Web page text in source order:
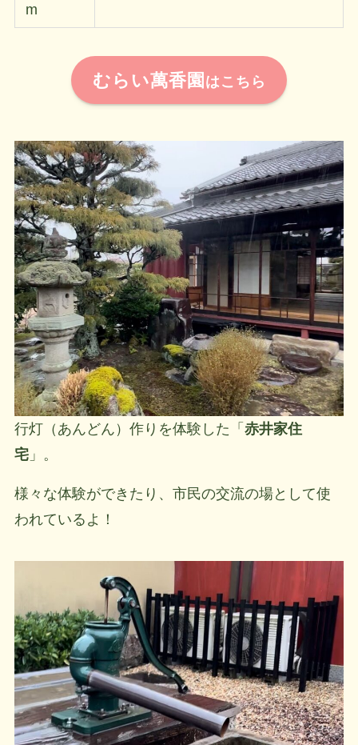
m
むらい萬香園 はこちら
行灯（あんどん）作りを体験した「 赤井家住
宅」。
様々な体験ができたり、市民の交流の場として使
われているよ！